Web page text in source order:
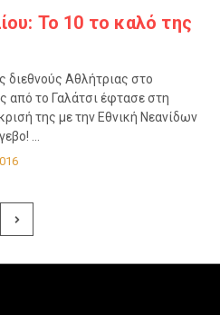
Το 10 το καλό της
διεθνούς Αθλήτριας στο
από το Γαλάτσι έφτασε στη
της με την Εθνική Νεανίδων
...